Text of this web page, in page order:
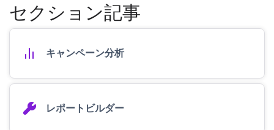
セクション記事
キャンペーン分析
レポートビルダー